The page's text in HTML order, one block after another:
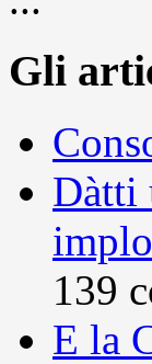
Gli
Dàtti
139
E la